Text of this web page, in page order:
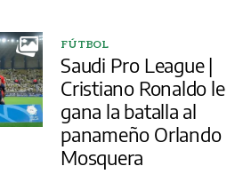
FÚTBOL
Saudi Pro League |
Cristiano Ronaldo le
gana la batalla al
panameño Orlando
Mosquera